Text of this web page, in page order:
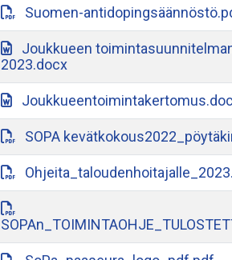
Suomen-
Joukkueen
2023.docx
SOPA